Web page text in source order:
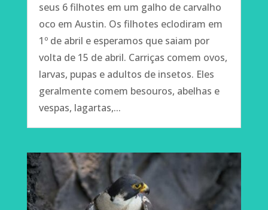
seus 6 filhotes em um galho de carvalho
oco em Austin. Os filhotes eclodiram em
1º de abril e esperamos que saiam por
volta de 15 de abril. Carriças comem ovos,
larvas, pupas e adultos de insetos. Eles
geralmente comem besouros, abelhas e
vespas, lagartas,...